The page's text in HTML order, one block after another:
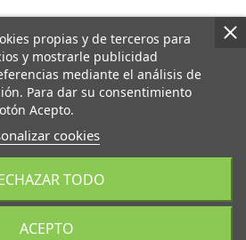
propias y de terceros para
y mostrarle publicidad
mediante el análisis de
Para dar su consentimiento
Acepto.
cookies
TODO
ACEPTO